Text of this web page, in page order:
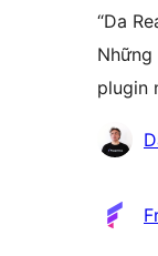
“Da
plugin
Những
đóng